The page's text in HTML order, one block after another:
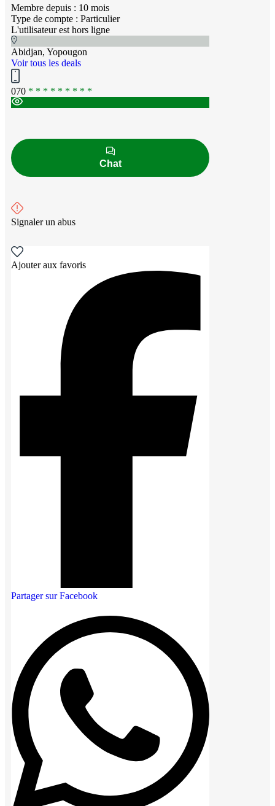
Membre depuis : 10 mois
Type de compte : Particulier
L'utilisateur est hors ligne
Abidjan, Yopougon
Voir tous les deals
070 * * * * * * * * *
Chat
Signaler un abus
Ajouter aux favoris
Partager sur Facebook